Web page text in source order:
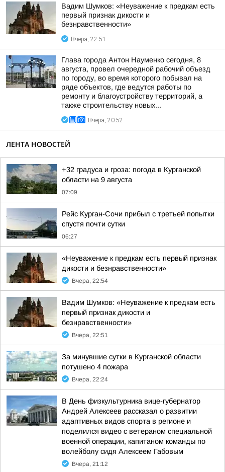
Вадим Шумков: «Неуважение к предкам есть
первый признак дикости и
безнравственности»
Вчера, 22:51
Глава города Антон Науменко сегодня, 8
августа, провел очередной рабочий объезд
по городу, во время которого побывал на
ряде объектов, где ведутся работы по
ремонту и благоустройству территорий, а
также строительству новых...
Вчера, 20:52
ЛЕНТА НОВОСТЕЙ
+32 градуса и гроза: погода в Курганской
области на 9 августа
07:09
Рейс Курган-Сочи прибыл с третьей попытки
спустя почти сутки
06:27
«Неуважение к предкам есть первый признак
дикости и безнравственности»
Вчера, 22:54
Вадим Шумков: «Неуважение к предкам есть
первый признак дикости и
безнравственности»
Вчера, 22:51
За минувшие сутки в Курганской области
потушено 4 пожара
Вчера, 22:24
В День физкультурника вице-губернатор
Андрей Алексеев рассказал о развитии
адаптивных видов спорта в регионе и
поделился видео с ветераном специальной
военной операции, капитаном команды по
волейболу сидя Алексеем Габовым
Вчера, 21:12